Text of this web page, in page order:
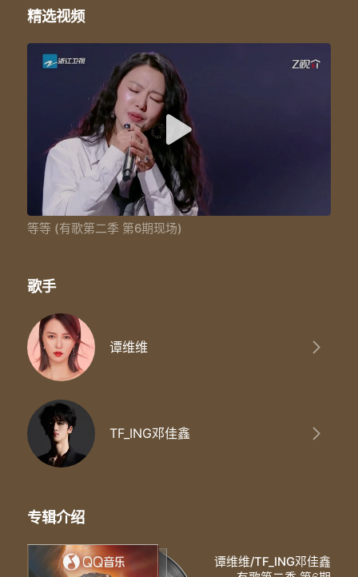
轻哼着动画里的片尾曲
课文中的道理 生涩无趣 未曾有留意
只觉得长大还遥遥无期
等某天时光的脚步能放慢
就不必再追赶
就不会再离散 (不会离散)
等游子漂泊的船终于靠岸
等到步履蹒跚
等来一刻圆满
等天边的星河漫过了云端
等月亮说晚安
我也不再孤单
等天光穿过云翻过每座山
等花儿开得烂漫
精选视频
等等 (有歌第二季 第6期现场)
歌手
谭维维
TF_ING邓佳鑫
专辑介绍
谭维维/TF_ING邓佳鑫